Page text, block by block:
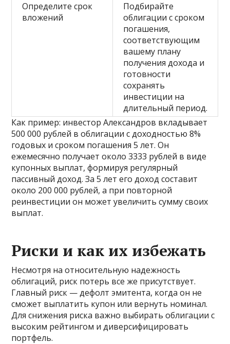
Определите срок
вложений
Подбирайте
облигации с сроком
погашения,
соответствующим
вашему плану
получения дохода и
готовности
сохранять
инвестиции на
длительный период.
Как пример: инвестор Александров вкладывает
500 000 рублей в облигации с доходностью 8%
годовых и сроком погашения 5 лет. Он
ежемесячно получает около 3333 рублей в виде
купонных выплат, формируя регулярный
пассивный доход. За 5 лет его доход составит
около 200 000 рублей, а при повторной
реинвестиции он может увеличить сумму своих
выплат.
Риски и как их избежать
Несмотря на относительную надежность
облигаций, риск потерь все же присутствует.
Главный риск — дефолт эмитента, когда он не
сможет выплатить купон или вернуть номинал.
Для снижения риска важно выбирать облигации с
высоким рейтингом и диверсифицировать
портфель.